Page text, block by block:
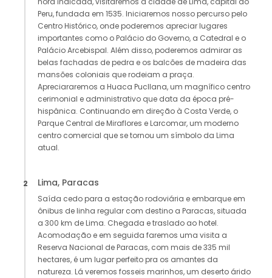
Peru, fundada em 1535. Iniciaremos nosso percurso pelo
Centro Histórico, onde poderemos apreciar lugares
importantes como o Palácio do Governo, a Catedral e o
Palácio Arcebispal. Além disso, poderemos admirar as
belas fachadas de pedra e os balcões de madeira das
mansões coloniais que rodeiam a praça.
Apreciararemos a Huaca Pucllana, um magnífico centro
cerimonial e administrativo que data da época pré-
hispânica. Continuando em direção à Costa Verde, o
Parque Central de Miraflores e Larcomar, um moderno
centro comercial que se tornou um símbolo da Lima
atual.
2 Lima, Paracas
Saída cedo para a estação rodoviária e embarque em
ônibus de linha regular com destino a Paracas, situada
a 300 km de Lima. Chegada e traslado ao hotel.
Acomodação e em seguida faremos uma visita a
Reserva Nacional de Paracas, com mais de 335 mil
hectares, é um lugar perfeito pra os amantes da
natureza. Lá veremos fosseis marinhos, um deserto árido